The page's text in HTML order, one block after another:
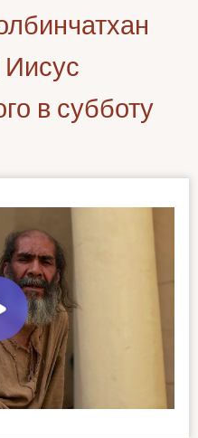
Иисус
в субботу